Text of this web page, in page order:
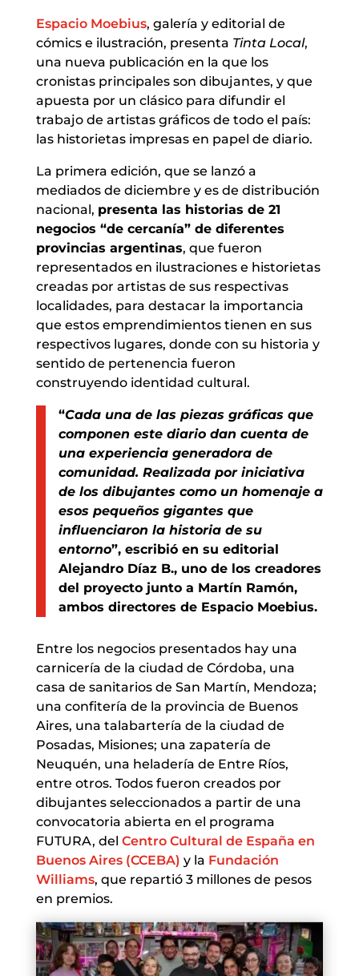
Espacio Moebius, galería y editorial de
cómics e ilustración, presenta Tinta Local,
una nueva publicación en la que los
cronistas principales son dibujantes, y que
apuesta por un clásico para difundir el
trabajo de artistas gráficos de todo el país:
las historietas impresas en papel de diario.
La primera edición, que se lanzó a
mediados de diciembre y es de distribución
nacional, presenta las historias de 21
negocios “de cercanía” de diferentes
provincias argentinas, que fueron
representados en ilustraciones e historietas
creadas por artistas de sus respectivas
localidades, para destacar la importancia
que estos emprendimientos tienen en sus
respectivos lugares, donde con su historia y
sentido de pertenencia fueron
construyendo identidad cultural.
“Cada una de las piezas gráficas que
componen este diario dan cuenta de
una experiencia generadora de
comunidad. Realizada por iniciativa
de los dibujantes como un homenaje a
esos pequeños gigantes que
influenciaron la historia de su
entorno”, escribió en su editorial
Alejandro Díaz B., uno de los creadores
del proyecto junto a Martín Ramón,
ambos directores de Espacio Moebius.
Entre los negocios presentados hay una
carnicería de la ciudad de Córdoba, una
casa de sanitarios de San Martín, Mendoza;
una confitería de la provincia de Buenos
Aires, una talabartería de la ciudad de
Posadas, Misiones; una zapatería de
Neuquén, una heladería de Entre Ríos,
entre otros. Todos fueron creados por
dibujantes seleccionados a partir de una
convocatoria abierta en el programa
FUTURA, del Centro Cultural de España en
Buenos Aires (CCEBA) y la Fundación
Williams, que repartió 3 millones de pesos
en premios.